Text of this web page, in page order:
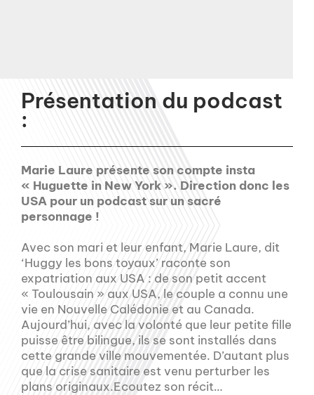
Présentation du podcast
:
Marie Laure présente son compte insta
« Huguette in New York ». Direction donc les
USA pour un podcast sur un sacré
personnage !
Avec son mari et leur enfant, Marie Laure, dit
‘Huggy les bons toyaux’ raconte son
expatriation aux USA : de son petit accent
« Toulousain » aux USA, le couple a connu une
vie en Nouvelle Calédonie et au Canada.
Aujourd’hui, avec la volonté que leur petite fille
puisse être bilingue, ils se sont installés dans
cette grande ville mouvementée. D’autant plus
que la crise sanitaire est venu perturber les
plans originaux.Ecoutez son récit…